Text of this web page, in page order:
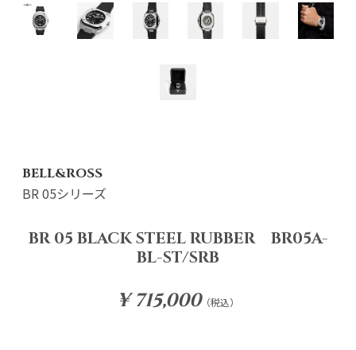
BELL&ROSS
BR 05シリーズ
BR 05 BLACK STEEL RUBBER BR05A-
BL-ST/SRB
¥ 715,000（税込）